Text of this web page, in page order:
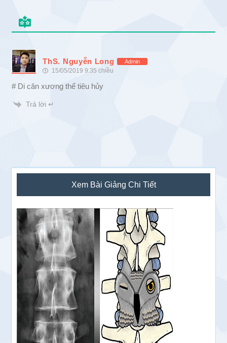
ThS. Nguyễn Long Admin
15/05/2019 9:35 chiều
# Di căn xương thể tiêu hủy
Trả lời ↵
Sidebar
chính
Xem Bài Giảng Chi Tiết